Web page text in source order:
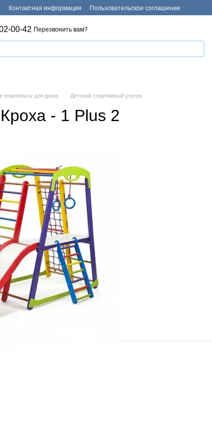
Контактная информация Пользовательское соглашение
00-42 Перезвонить вам?
комплексы для дома Детский спортивный уголок
- 1 Plus 2